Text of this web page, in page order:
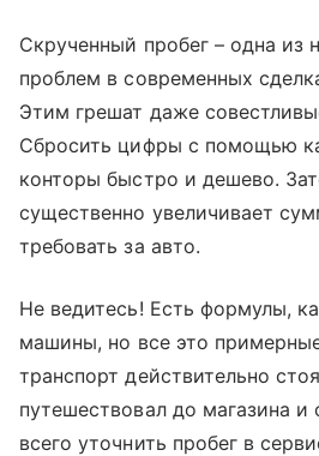
Скрученный пробег – одна из
проблем в современных
Этим грешат даже
Сбросить цифры с помощью
конторы быстро и дешево.
существенно увеличивает
требовать за авто.
Не ведитесь! Есть формулы,
машины, но все это
транспорт действительно
путешествовал до магазина
всего уточнить пробег в